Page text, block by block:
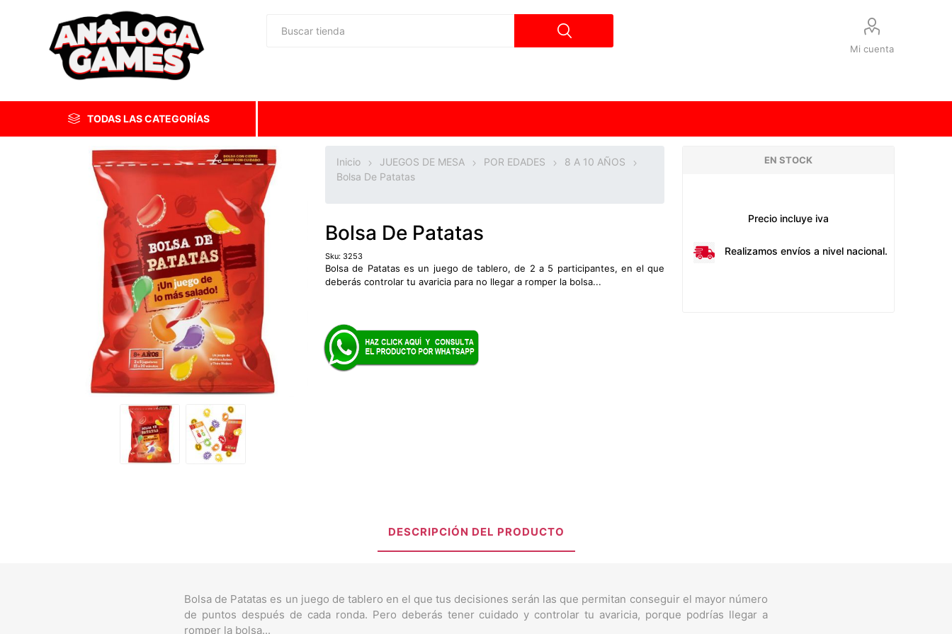
Mi cuenta
TODAS LAS CATEGORÍAS
Inicio JUEGOS DE MESA POR EDADES
8 A 10 AÑOS
Bolsa De Patatas
Bolsa De Patatas
Sku: 3253
Bolsa de Patatas es un juego de tablero, de 2 a 5 participantes, en el que
deberás controlar tu avaricia para no llegar a romper la bolsa...
EN STOCK
Precio incluye iva
Realizamos envíos a nivel nacional.
DESCRIPCIÓN DEL PRODUCTO
Bolsa de Patatas es un juego de tablero en el que tus decisiones serán las que permitan conseguir el mayor número
de puntos después de cada ronda. Pero deberás tener cuidado y controlar tu avaricia, porque podrías llegar a
romper la bolsa...